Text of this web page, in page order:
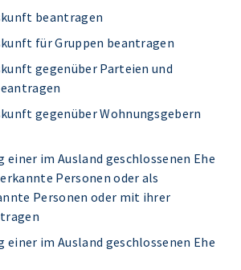
beantragen
für Gruppen beantragen
gegenüber Parteien und
gegenüber Wohnungsgebern
einer im Ausland geschlossenen Ehe
Personen oder als
Personen oder mit ihrer
einer im Ausland geschlossenen Ehe